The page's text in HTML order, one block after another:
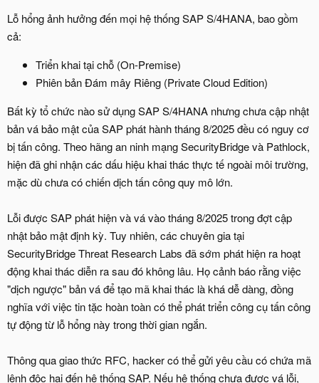
Lỗ hổng ảnh hưởng đến mọi hệ thống SAP S/4HANA, bao gồm
cả:
Triển khai tại chỗ (On-Premise)
Phiên bản Đám mây Riêng (Private Cloud Edition)
Bất kỳ tổ chức nào sử dụng SAP S/4HANA nhưng chưa cập nhật
bản vá bảo mật của SAP phát hành tháng 8/2025 đều có nguy cơ
bị tấn công. Theo hãng an ninh mạng SecurityBridge và Pathlock,
hiện đã ghi nhận các dấu hiệu khai thác thực tế ngoài môi trường,
mặc dù chưa có chiến dịch tấn công quy mô lớn.
Lỗi được SAP phát hiện và vá vào tháng 8/2025 trong đợt cập
nhật bảo mật định kỳ. Tuy nhiên, các chuyên gia tại
SecurityBridge Threat Research Labs đã sớm phát hiện ra hoạt
động khai thác diễn ra sau đó không lâu. Họ cảnh báo rằng việc
"dịch ngược" bản vá để tạo mã khai thác là khá dễ dàng, đồng
nghĩa với việc tin tặc hoàn toàn có thể phát triển công cụ tấn công
tự động từ lỗ hổng này trong thời gian ngắn.
Thông qua giao thức RFC, hacker có thể gửi yêu cầu có chứa mã
lệnh độc hại đến hệ thống SAP. Nếu hệ thống chưa được vá lỗi,